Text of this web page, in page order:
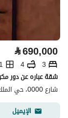
⃁690,000
3
4
شارع 0000، حي الملك فهد، أبو عريش
الإيميل